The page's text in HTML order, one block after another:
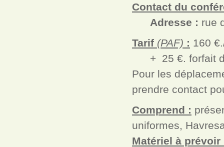
Contact du
Adresse : rue
Tarif (PAF) : 160
+ 25 €. forfait
Pour les
prendre contact
Comprend :
uniformes,
Matériel à prévoir